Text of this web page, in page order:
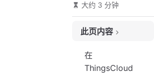
大约 3 分钟
此页内容
通知配额的消耗规则
在
ThingsCloud